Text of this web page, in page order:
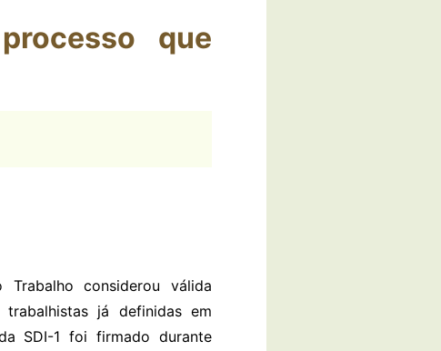
que
considerou válida
já definidas em
SDI-1 foi firmado durante